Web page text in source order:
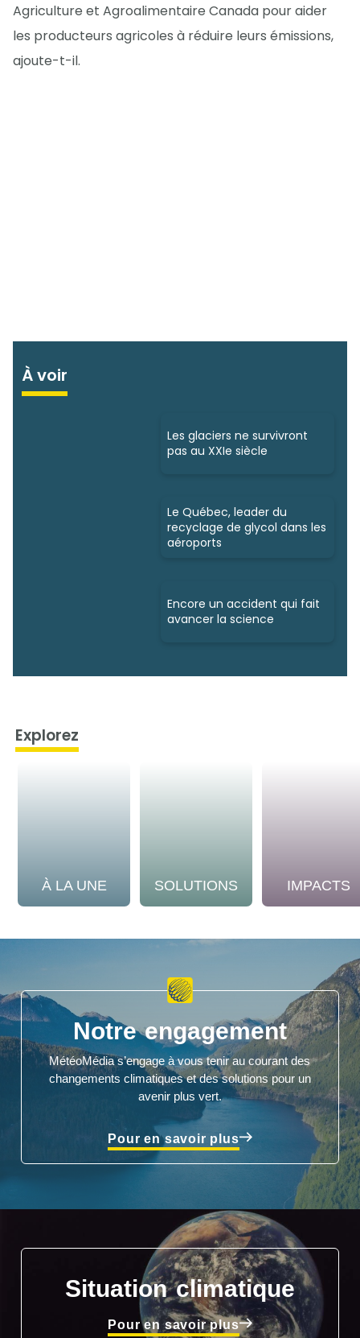
Agriculture et Agroalimentaire Canada pour aider
les producteurs agricoles à réduire leurs émissions,
ajoute-t-il.
À voir
Les glaciers ne survivront
pas au XXIe siècle
Le Québec, leader du
recyclage de glycol dans les
aéroports
Encore un accident qui fait
avancer la science
Explorez
À LA UNE SOLUTIONS IMPACTS
Notre engagement
MétéoMédia s’engage à vous tenir au courant des
changements climatiques et des solutions pour un
avenir plus vert.
Pour en savoir plus
Situation climatique
Pour en savoir plus